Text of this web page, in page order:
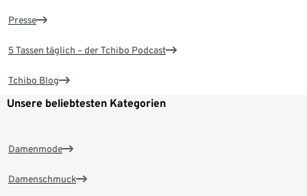
Presse
5 Tassen täglich – der Tchibo Podcast
Tchibo Blog
Unsere beliebtesten Kategorien
Damenmode
Damenschmuck